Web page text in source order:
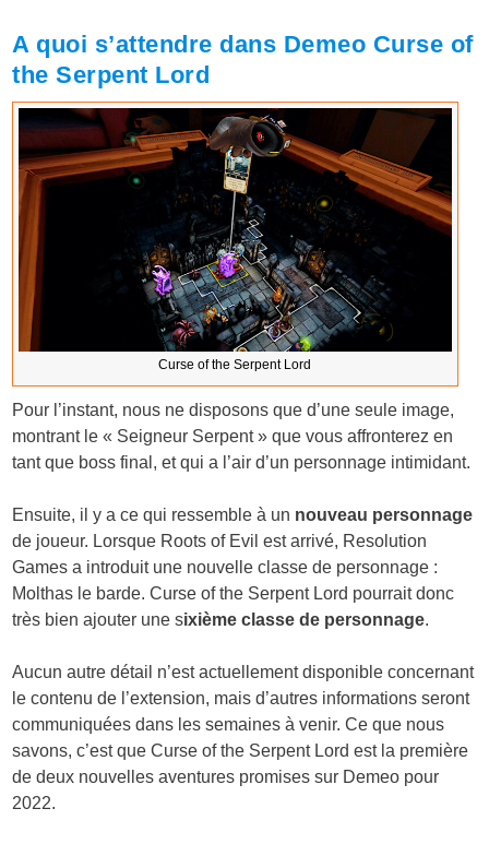
A quoi s’attendre dans Demeo Curse of
the Serpent Lord
Curse of the Serpent Lord
Pour l’instant, nous ne disposons que d’une seule image,
montrant le « Seigneur Serpent » que vous affronterez en
tant que boss final, et qui a l’air d’un personnage intimidant.
Ensuite, il y a ce qui ressemble à un nouveau personnage
de joueur. Lorsque Roots of Evil est arrivé, Resolution
Games a introduit une nouvelle classe de personnage :
Molthas le barde. Curse of the Serpent Lord pourrait donc
très bien ajouter une sixième classe de personnage.
Aucun autre détail n’est actuellement disponible concernant
le contenu de l’extension, mais d’autres informations seront
communiquées dans les semaines à venir. Ce que nous
savons, c’est que Curse of the Serpent Lord est la première
de deux nouvelles aventures promises sur Demeo pour
2022.